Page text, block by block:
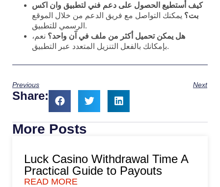
كيف أستطيع الحصول على دعم فني لتطبيق وان اكس
بت؟ يمكنك التواصل مع فريق الدعم من خلال الموقع
الرسمي للتطبيق.
هل يمكن تحميل أكثر من ملف في آن واحد؟ نعم،
بإمكانك بالفعل التنزيل المتعدد عبر التطبيق.
Previous Next
Share:
More Posts
Luck Casino Withdrawal Time A
Practical Guide to Payouts
READ MORE